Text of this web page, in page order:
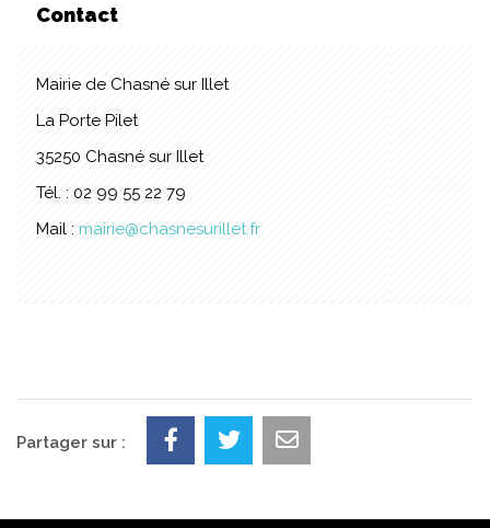
Contact
Mairie de Chasné sur Illet
La Porte Pilet
35250 Chasné sur Illet
Tél. : 02 99 55 22 79
Mail : mairie@chasnesurillet.fr
Partager sur :